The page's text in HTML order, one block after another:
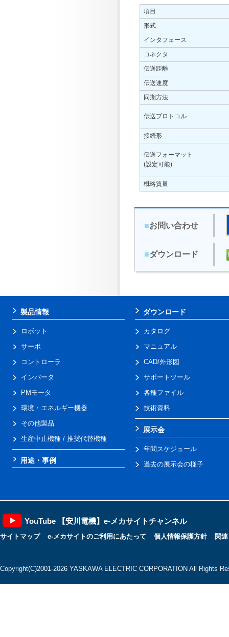
項目
形式
インタフェース
コネクタ
伝送距離
伝送速度
同期方法
伝送プロトコル
接続形
伝送フォーマット
(設定可能)
概略質量
■お問い合わせ
■ダウンロード
製品情報
ロボット
サーボ
コントローラ
インバータ
PMモータ
環境・エネルギー機器
その他製品
生産中止機種 / 推奨代替機種
用途・事例
ダウンロード
カタログ
マニュアル
CAD/外形図
サポートツール
各種ファイル
技術資料
展示会
年間スケジュール
過去の展示会の様子
YouTube 【安川電機】e-メカサイトチャンネル
サイトマップ e-メカサイトのご利用にあたって 個人情報保護方針 関
Copyright(C)2001‐2026 YASKAWA ELECTRIC CORPORATION All Rights